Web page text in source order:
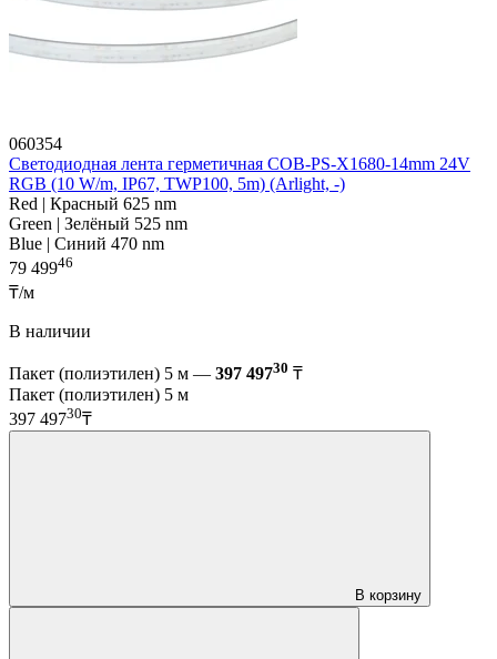
060354
Светодиодная лента герметичная COB-PS-X1680-14mm 24V
RGB (10 W/m, IP67, TWP100, 5m) (Arlight, -)
Red | Красный 625 nm
Green | Зелёный 525 nm
Blue | Синий 470 nm
79 49946
₸/м
В наличии
Пакет (полиэтилен) 5 м — 397 49730 ₸
Пакет (полиэтилен) 5 м
397 49730₸
В корзину